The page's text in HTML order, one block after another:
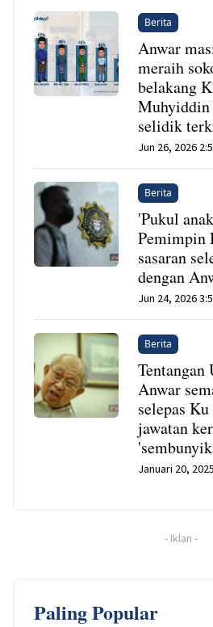
Berita
Anwar
meraih
belakang
selidik
Jun 26, 2026
Berita
'Pukul
Pemimpin
sasaran
dengan
Jun 24, 2026
Berita
Tentangan
Anwar
selepas
jawatan
Januari 20,
- Iklan -
Paling Popular